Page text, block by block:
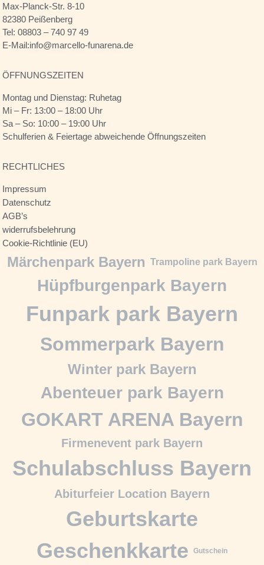
Max-Planck-Str. 8-10
82380 Peißenberg
Tel: 08803 – 740 97 49
E-Mail:info@marcello-funarena.de
ÖFFNUNGSZEITEN
Montag und Dienstag: Ruhetag
Mi – Fr: 13:00 – 18:00 Uhr
Sa – So: 10:00 – 19:00 Uhr
Schulferien & Feiertage abweichende Öffnungszeiten
RECHTLICHES
Impressum
Datenschutz
AGB’s
widerrufsbelehrung
Cookie-Richtlinie (EU)
Märchenpark Bayern Trampoline park Bayern
Hüpfburgenpark Bayern
Funpark park Bayern
Sommerpark Bayern
Winter park Bayern
Abenteuer park Bayern
GOKART ARENA Bayern
Firmenevent park Bayern
Schulabschluss Bayern
Abiturfeier Location Bayern
Geburtskarte
Geschenkkarte
Gutschein